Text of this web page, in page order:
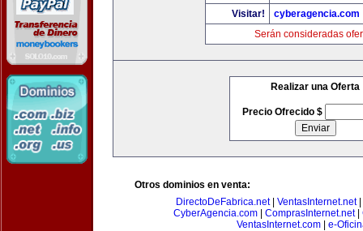
Visitar!
cyberagencia.com
Serán consideradas
Realizar una Oferta
Precio Ofrecido $
Otros dominios en venta:
DirectoDeFabrica.net| VentasInternet.net|
CyberAgencia.com| ComprasInternet.net|
VentasInternet.com
e-